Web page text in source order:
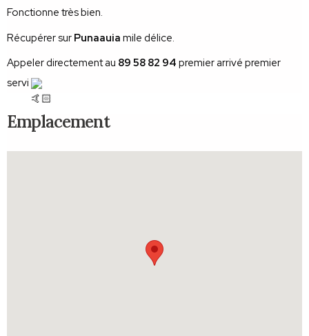
Fonctionne très bien.
Récupérer sur Punaauia mile délice.
Appeler directement au 89 58 82 94 premier arrivé premier
servi
Emplacement